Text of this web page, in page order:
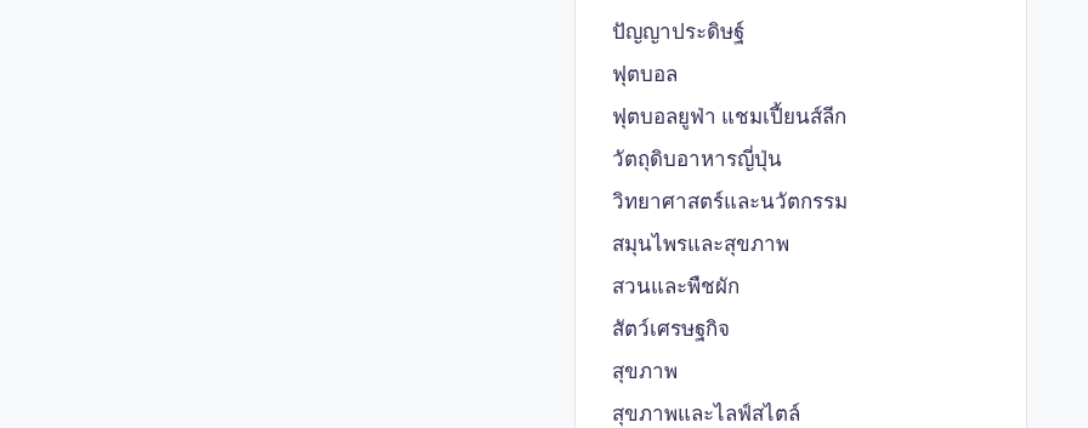
ปัญญาประดิษฐ์
ฟุตบอล
ฟุตบอลยูฟ่า แชมเปี้ยนส์ลีก
วัตถุดิบอาหารญี่ปุ่น
วิทยาศาสตร์และนวัตกรรม
สมุนไพรและสุขภาพ
สวนและพืชผัก
สัตว์เศรษฐกิจ
สุขภาพ
สุขภาพและไลฟ์สไตล์